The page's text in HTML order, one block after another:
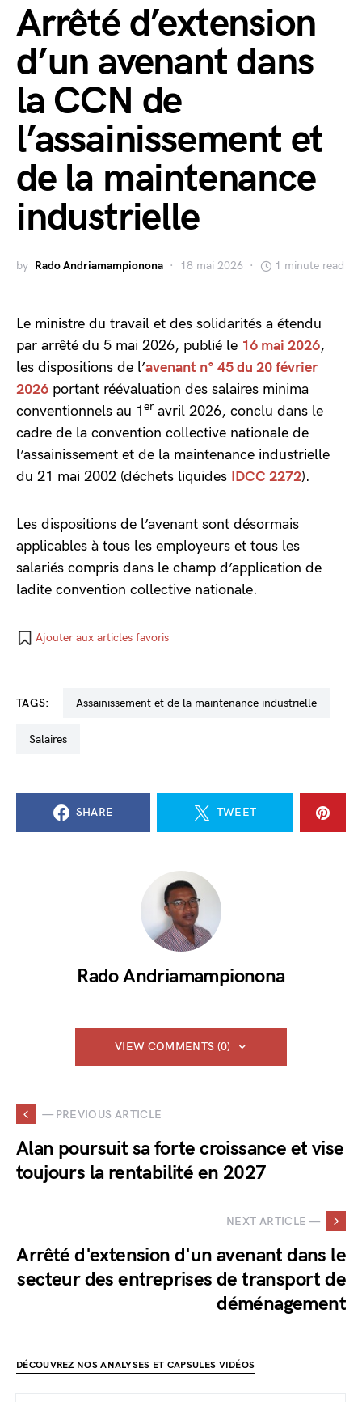
Arrêté d’extension
d’un avenant dans
la CCN de
l’assainissement et
de la maintenance
industrielle
by Rado Andriamampionona 18 mai 2026 1 minute read
Le ministre du travail et des solidarités a étendu
par arrêté du 5 mai 2026, publié le 16 mai 2026,
les dispositions de l’avenant n° 45 du 20 février
2026 portant réévaluation des salaires minima
conventionnels au 1 er avril 2026, conclu dans le
cadre de la convention collective nationale de
l’assainissement et de la maintenance industrielle
du 21 mai 2002 (déchets liquides IDCC 2272).
Les dispositions de l’avenant sont désormais
applicables à tous les employeurs et tous les
salariés compris dans le champ d’application de
ladite convention collective nationale.
Ajouter aux articles favoris
TAGS: assainissement et de la maintenance industrielle
salaires
SHARE TWEET
Rado Andriamampionona
VIEW COMMENTS (0)
— PREVIOUS ARTICLE
Alan poursuit sa forte croissance et vise
toujours la rentabilité en 2027
NEXT ARTICLE —
Arrêté d'extension d'un avenant dans le
secteur des entreprises de transport de
déménagement
DÉCOUVREZ NOS ANALYSES ET CAPSULES VIDÉOS